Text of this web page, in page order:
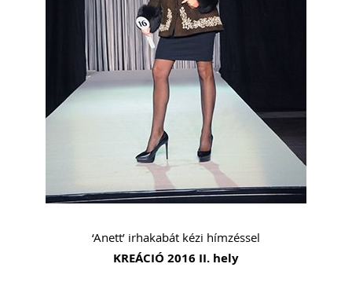
‘Anett’ irhakabát kézi hímzéssel
KREÁCIÓ 2016 II. hely